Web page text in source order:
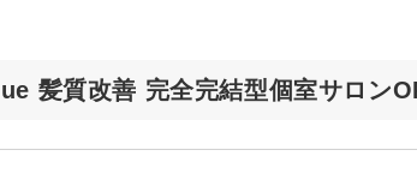
髪質改善 完全完結型個室サロン